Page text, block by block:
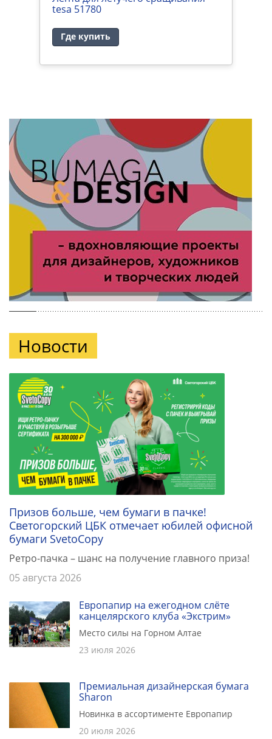
tesa 51780
Где купить
Новости
Призов больше, чем бумаги в пачке!
Светогорский ЦБК отмечает юбилей офисной
бумаги SvetoCopy
Ретро-пачка – шанс на получение главного приза!
05 августа 2026
Европапир на ежегодном слёте
канцелярского клуба «Экстрим»
Место силы на Горном Алтае
23 июля 2026
Премиальная дизайнерская бумага
Sharon
Новинка в ассортименте Европапир
20 июля 2026